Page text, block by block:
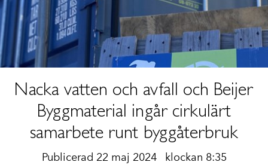
Nacka vatten och avfall och Beijer
Byggmaterial ingår cirkulärt
samarbete runt byggåterbruk
Publicerad 22 maj 2024 klockan 8:35